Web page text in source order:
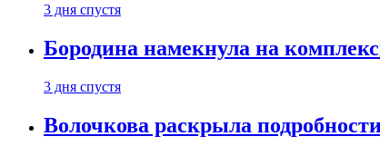
3 дня спустя
Бородина намекнула на
3 дня спустя
Волочкова раскрыла